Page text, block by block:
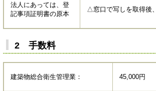
法人にあっては、登
記事項証明書の原本
△窓口で写しを取得後
2 手数料
建築物総合衛生管理業： 45,000円